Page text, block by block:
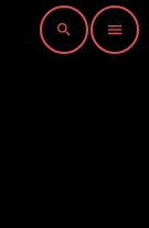
search menu